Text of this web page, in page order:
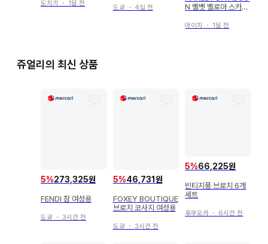
도치기 ・ 1달 전
도쿄 ・ 4일 전
N 벨벳 벨로아 스카잔
아이치 ・ 1달 전
쥬얼리의 최신 상품
5%273,325원
FENDI 참 여성용
도쿄 ・ 3시간 전
5%46,731원
FOXEY BOUTIQUE
브로치 코사지 여성용
도쿄 ・ 3시간 전
5%66,225원
빈티지풍 브로치 6개
세트
후쿠오카 ・ 6시간 전